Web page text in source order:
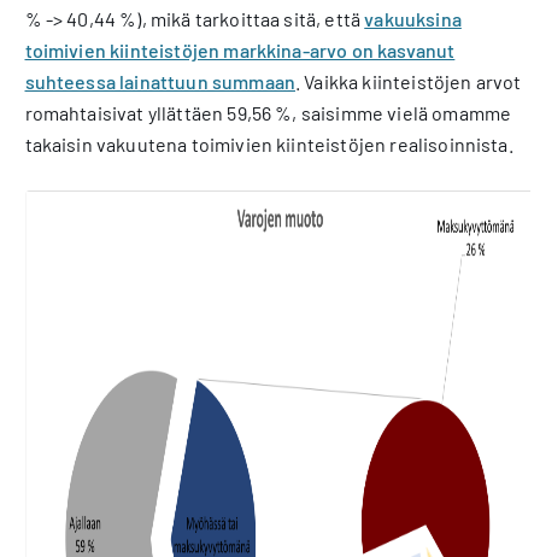
% -> 40,44 %), mikä tarkoittaa sitä, ettävakuuksina
toimivien kiinteistöjen markkina-arvo on kasvanut
suhteessa lainattuun summaan . Vaikka kiinteistöjen arvot
romahtaisivat yllättäen 59,56 %, saisimme vielä omamme
takaisin vakuutena toimivien kiinteistöjen realisoinnista.